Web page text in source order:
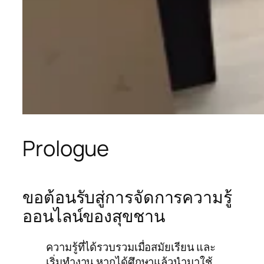
Prologue
ขอต้อนรับสู่การจัดการความรู้
ออนไลน์ของสุขชาน
ความรู้ที่ได้รวบรวมเมื่อสมัยเรียน และ